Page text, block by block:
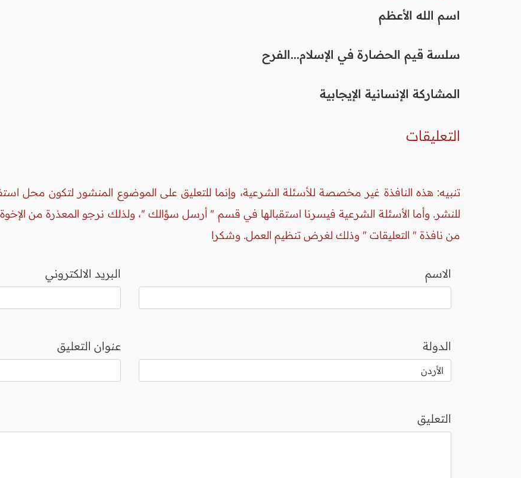
اسم الله الأعظم
سلسة قيم الحضارة في الإسلام...الفرح
المشاركة الإنسانية الإيجابية
التعليقات
تنبيه: هذه النافذة غير مخصصة للأسئلة الشرعية، وإنما للتعليق على الموضوع المنشور لتكون محل
للنشر. وأما الأسئلة الشرعية فيسرنا استقبالها في قسم " أرسل سؤالك "، ولذلك نرجو المعذرة من
من نافذة " التعليقات " وذلك لغرض تنظيم العمل. وشكرا
الاسم البريد الالكتروني
الدولة عنوان التعليق
التعليق